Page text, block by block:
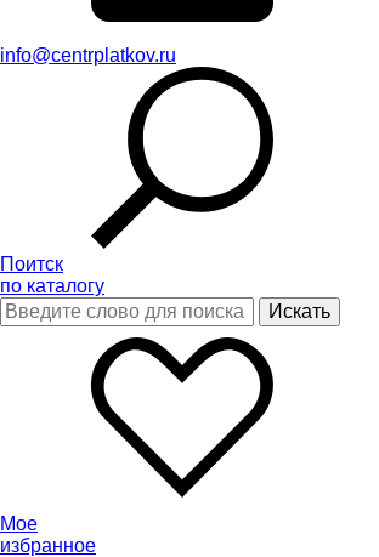
info@centrplatkov.ru
Поитск
по каталогу
Мое
избранное